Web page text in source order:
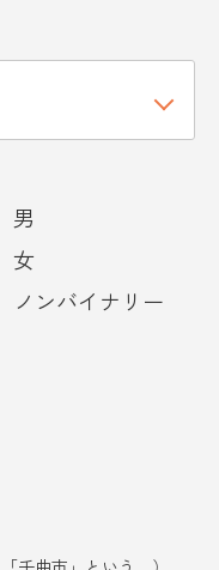
男
女
ノンバイナリー